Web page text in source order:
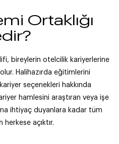
Ortaklığı
bireylerin otelcilik kariyerlerine
Halihazırda eğitimlerini
seçenekleri hakkında
hamlesini araştıran veya işe
ihtiyaç duyanlara kadar tüm
açıktır.